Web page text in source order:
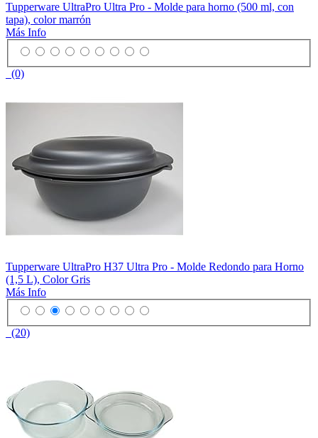
Tupperware UltraPro Ultra Pro - Molde para horno (500 ml, con
tapa), color marrón
Más Info
(0)
Tupperware UltraPro H37 Ultra Pro - Molde Redondo para Horno
(1,5 L), Color Gris
Más Info
(20)